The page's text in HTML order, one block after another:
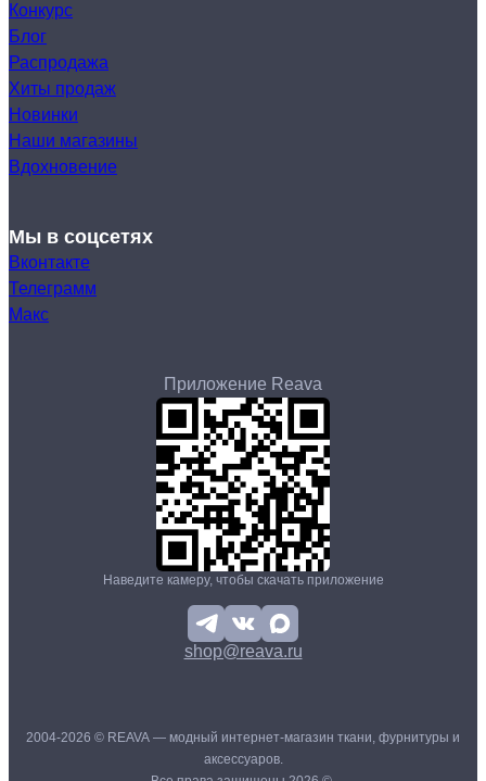
Конкурс
Блог
Распродажа
Хиты продаж
Новинки
Наши магазины
Вдохновение
Мы в соцсетях
Вконтакте
Телеграмм
Макс
Приложение Reava
Наведите камеру, чтобы скачать приложение
shop@reava.ru
2004-2026 © REAVA — модный интернет-магазин ткани, фурнитуры и
аксессуаров.